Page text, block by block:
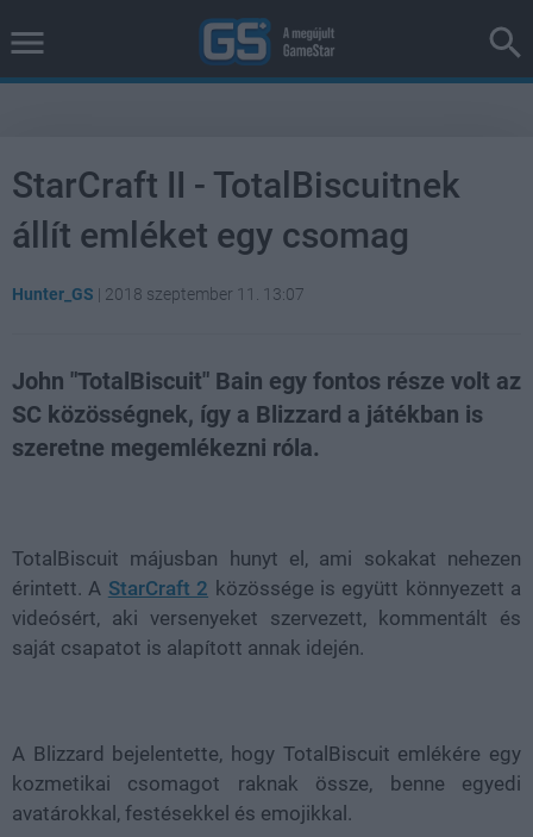
StarCraft II - TotalBiscuitnek
állít emléket egy csomag
Hunter_GS | 2018 szeptember 11. 13:07
John "TotalBiscuit" Bain egy fontos része volt az
SC közösségnek, így a Blizzard a játékban is
szeretne megemlékezni róla.
TotalBiscuit májusban hunyt el, ami sokakat nehezen
érintett. A StarCraft 2 közössége is együtt könnyezett a
videósért, aki versenyeket szervezett, kommentált és
saját csapatot is alapított annak idején.
A Blizzard bejelentette, hogy TotalBiscuit emlékére egy
kozmetikai csomagot raknak össze, benne egyedi
avatárokkal, festésekkel és emojikkal.